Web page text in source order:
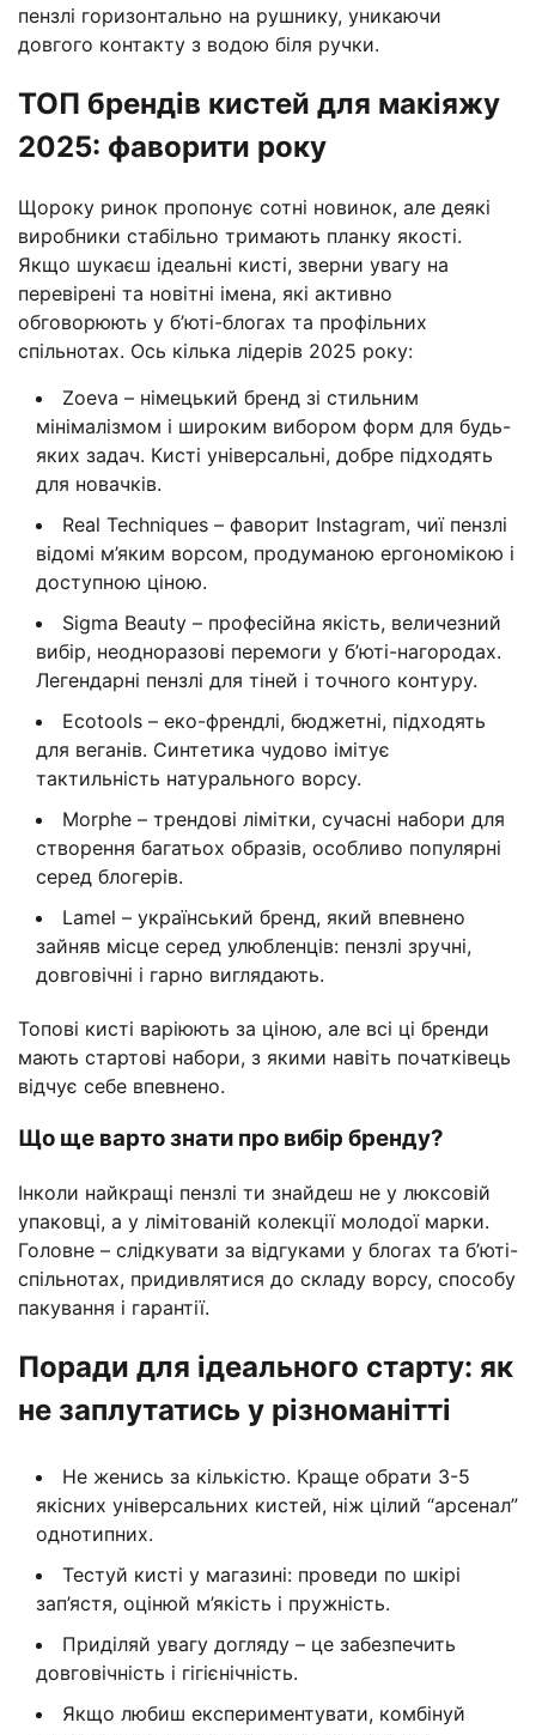
пензлі горизонтально на рушнику, уникаючи
довгого контакту з водою біля ручки.
ТОП брендів кистей для макіяжу
2025: фаворити року
Щороку ринок пропонує сотні новинок, але деякі
виробники стабільно тримають планку якості.
Якщо шукаєш ідеальні кисті, зверни увагу на
перевірені та новітні імена, які активно
обговорюють у б’юті-блогах та профільних
спільнотах. Ось кілька лідерів 2025 року:
Zoeva – німецький бренд зі стильним
мінімалізмом і широким вибором форм для будь-
яких задач. Кисті універсальні, добре підходять
для новачків.
Real Techniques – фаворит Instagram, чиї пензлі
відомі м’яким ворсом, продуманою ергономікою і
доступною ціною.
Sigma Beauty – професійна якість, величезний
вибір, неодноразові перемоги у б’юті-нагородах.
Легендарні пензлі для тіней і точного контуру.
Ecotools – еко-френдлі, бюджетні, підходять
для веганів. Синтетика чудово імітує
тактильність натурального ворсу.
Morphe – трендові лімітки, сучасні набори для
створення багатьох образів, особливо популярні
серед блогерів.
Lamel – український бренд, який впевнено
зайняв місце серед улюбленців: пензлі зручні,
довговічні і гарно виглядають.
Топові кисті варіюють за ціною, але всі ці бренди
мають стартові набори, з якими навіть початківець
відчує себе впевнено.
Що ще варто знати про вибір бренду?
Інколи найкращі пензлі ти знайдеш не у люксовій
упаковці, а у лімітованій колекції молодої марки.
Головне – слідкувати за відгуками у блогах та б’юті-
спільнотах, придивлятися до складу ворсу, способу
пакування і гарантії.
Поради для ідеального старту: як
не заплутатись у різноманітті
Не женись за кількістю. Краще обрати 3-5
якісних універсальних кистей, ніж цілий “арсенал”
однотипних.
Тестуй кисті у магазині: проведи по шкірі
зап’ястя, оцінюй м’якість і пружність.
Приділяй увагу догляду – це забезпечить
довговічність і гігієнічність.
Якщо любиш експериментувати, комбінуй